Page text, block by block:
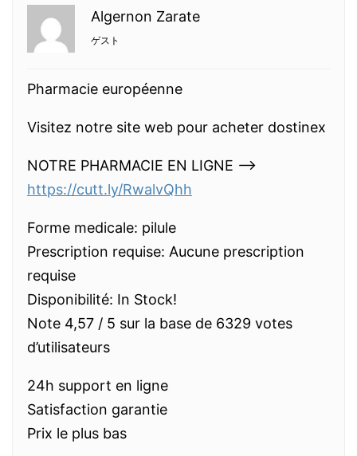
Algernon Zarate
ゲスト
Pharmacie européenne
Visitez notre site web pour acheter dostinex
NOTRE PHARMACIE EN LIGNE —>
https://cutt.ly/RwalvQhh
Forme medicale: pilule
Prescription requise: Aucune prescription
requise
Disponibilité: In Stock!
Note 4,57 / 5 sur la base de 6329 votes
d’utilisateurs
24h support en ligne
Satisfaction garantie
Prix le plus bas